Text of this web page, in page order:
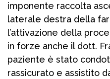
imponente raccolta
laterale destra della
l’attivazione della
in forze anche il dott.
paziente è stato
rassicurato e assistito